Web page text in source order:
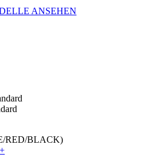
ANSEHEN
RED/BLACK)